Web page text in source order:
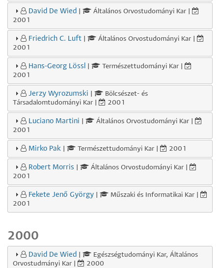
David De Wied
Általános Orvostudományi Kar |
2001
Friedrich C. Luft
Általános Orvostudományi Kar |
2001
Hans-Georg Lössl
Természettudományi Kar |
2001
Jerzy Wyrozumski
Bölcsészet- és
Társadalomtudományi Kar |
2001
Luciano Martini
Általános Orvostudományi Kar |
2001
Mirko Pak Természettudományi Kar | 2001
Robert Morris
Általános Orvostudományi Kar |
2001
Fekete Jenő György
Műszaki és Informatikai Kar |
2001
2000
David De Wied
Egészségtudományi Kar, Általános
Orvostudmányi Kar |
2000